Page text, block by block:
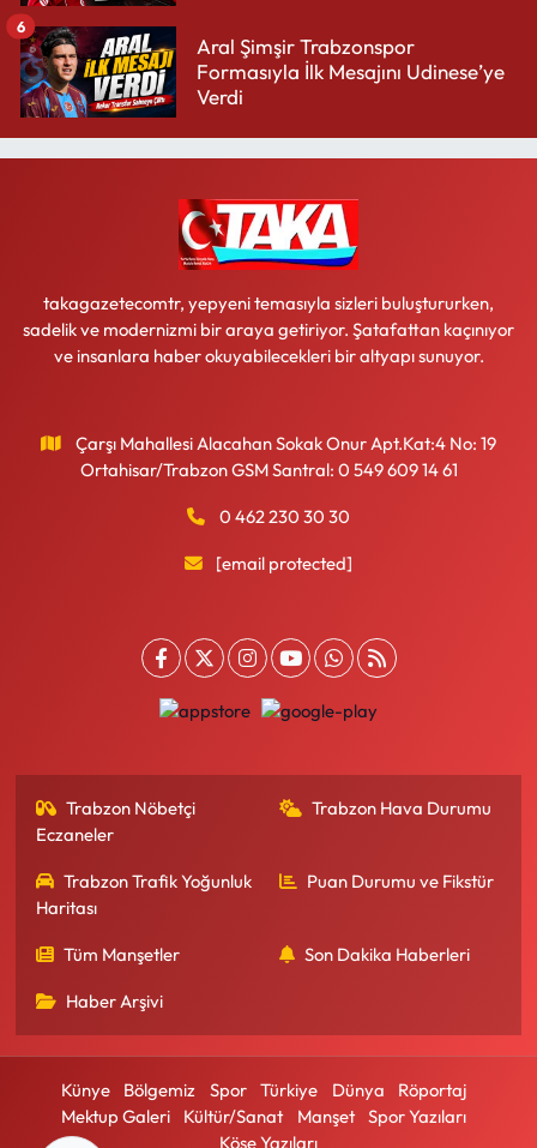
Aral Şimşir Trabzonspor
Formasıyla İlk Mesajını Udinese’ye
Verdi
6
takagazetecomtr, yepyeni temasıyla sizleri buluştururken,
sadelik ve modernizmi bir araya getiriyor. Şatafattan kaçınıyor
ve insanlara haber okuyabilecekleri bir altyapı sunuyor.
Çarşı Mahallesi Alacahan Sokak Onur Apt.Kat:4 No: 19
Ortahisar/Trabzon GSM Santral: 0 549 609 14 61
0 462 230 30 30
[email protected]
Trabzon Nöbetçi
Eczaneler
Trabzon Hava Durumu
Trabzon Trafik Yoğunluk
Haritası
Puan Durumu ve Fikstür
Tüm Manşetler Son Dakika Haberleri
Haber Arşivi
Künye Bölgemiz Spor Türkiye Dünya
Röportaj
Mektup Galeri
Kültür/Sanat Manşet
Spor Yazıları
Köşe Yazıları